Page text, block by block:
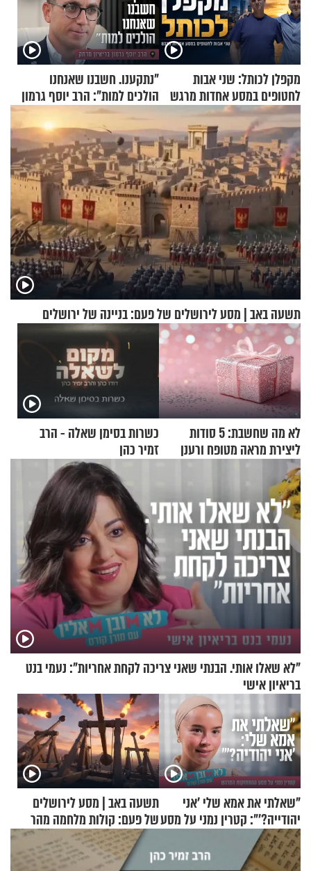
מקפלן לכותל: שני אבות
לחטופים במסע אחדות מרגש
"נתקענו. חשבנו שאנחנו
הולכים למות": הרב יוסף גרמון
בריאיון מרתק
תשעה באב | מסע לירושלים של פעם: בניינה של ירושלים
לא מה שחשבת: 5 סודות
ליצירת מראה מטופח ורענן
כשרות בסימן שאלה - הרב
זמיר כהן
"לא שאלו אותי. הבנתי שאני צריכה לקחת אחריות": נעמי בנט
בריאיון אישי
"שאלתי את אמא שלי 'אני
יהודייה?'": קטרין נמני על מסע
ההתחזקות המרגש
תשעה באב | מסע לירושלים
של פעם: קולות מלחמה מהר
הזיתים